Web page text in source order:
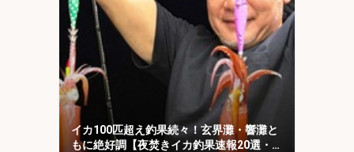
イカ100匹超え釣果続々！玄界灘・響灘と
もに絶好調【夜焚きイカ釣果速報20選・福